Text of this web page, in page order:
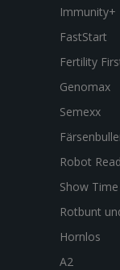
Immunity+
FastStart
Fertility
Genomax
Semexx
Robot
Show Time
Rotbunt
Hornlos
A2